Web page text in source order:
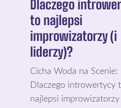
Dlaczego
to najlepsi
improwizatorzy (i
liderzy)?
Cicha Woda na Scenie:
Dlaczego introwertycy
najlepsi improwizatorzy